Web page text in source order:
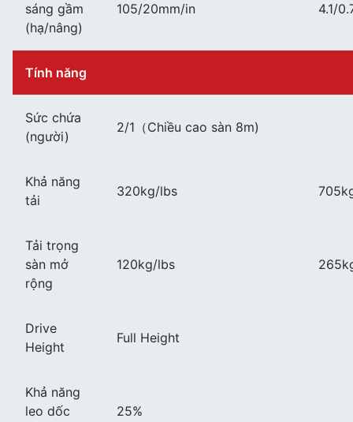
sáng gầm
(hạ/nâng)
105/20mm/in 4.1/
Tính năng
Sức chứa
(người)
2/1（Chiều cao sàn 8m)
Khả năng
tải
320kg/lbs
Tải trọng
sàn mở
rộng
120kg/lbs
Drive
Height
Full Height
Khả năng
leo dốc
25%